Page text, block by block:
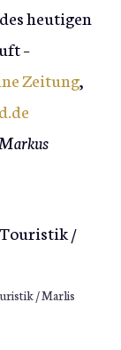
heutigen
–
Zeitung,
/ Marlis